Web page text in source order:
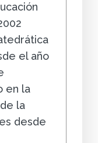
el año
en la
la
desde